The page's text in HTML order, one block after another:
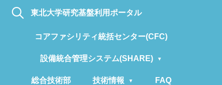
東北大学研究基盤利用ポータル
コアファシリティ統括センター(CFC)
設備統合管理システム(SHARE)
総合技術部 技術情報 FAQ